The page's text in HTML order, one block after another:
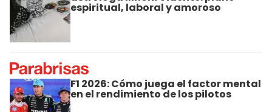
espiritual, laboral y amoroso
F1 2026: Cómo juega el factor mental
en el rendimiento de los pilotos